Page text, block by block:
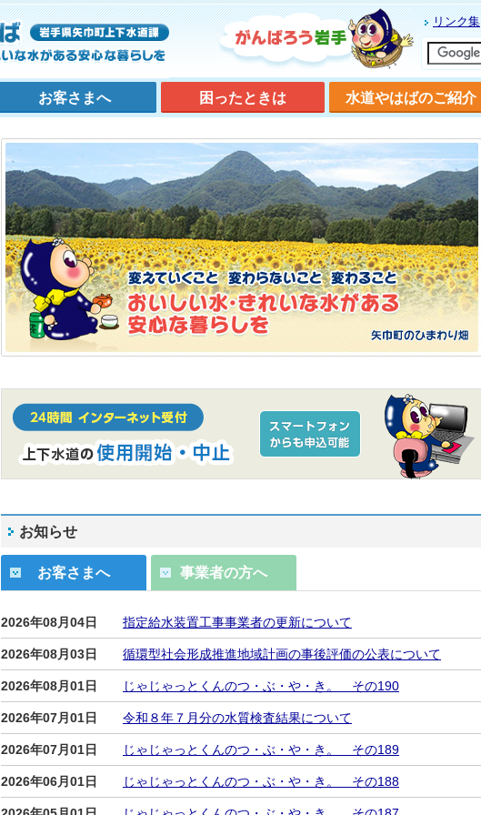
リンク集
お客さまへ 困ったときは 水道やはばのご紹介
お知らせ
お客さまへ 事業者の方へ
2026年08月04日 指定給水装置工事事業者の更新について
2026年08月03日 循環型社会形成推進地域計画の事後評価の公表について
2026年08月01日 じゃじゃっとくんのつ・ぶ・や・き。 その190
2026年07月01日 令和８年７月分の水質検査結果について
2026年07月01日 じゃじゃっとくんのつ・ぶ・や・き。 その189
2026年06月01日 じゃじゃっとくんのつ・ぶ・や・き。 その188